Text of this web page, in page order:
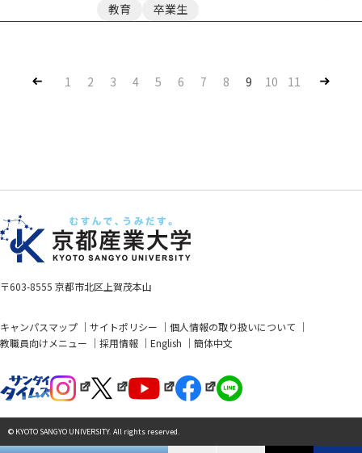
教育
卒業生
Pre 1 2 3 4 5 6 7 8 9 10 11 Nex
〒603-8555 京都市北区上賀茂本山
キャンパスマップ サイトポリシー
個人情報の取り扱いについて
教職員向けメニュー
採用情報 English 簡体中文
© KYOTO SANGYO UNIVERSITY. All rights reserved.